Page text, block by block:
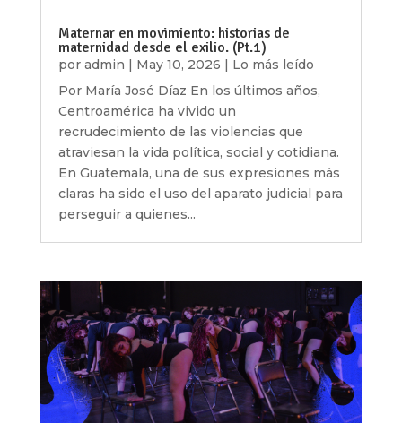
Maternar en movimiento: historias de
maternidad desde el exilio. (Pt.1)
por admin May 10, 2026
Lo más leído
Por María José Díaz En los últimos años,
Centroamérica ha vivido un
recrudecimiento de las violencias que
atraviesan la vida política, social y cotidiana.
En Guatemala, una de sus expresiones más
claras ha sido el uso del aparato judicial para
perseguir a quienes...